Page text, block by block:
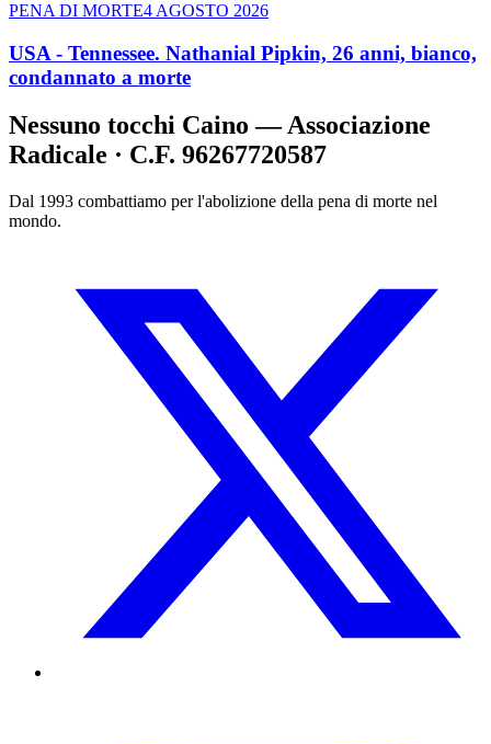
PENA DI MORTE4 AGOSTO 2026
USA - Tennessee. Nathanial Pipkin, 26 anni, bianco,
condannato a morte
Nessuno tocchi Caino — Associazione
Radicale · C.F. 96267720587
Dal 1993 combattiamo per l'abolizione della pena di morte nel
mondo.